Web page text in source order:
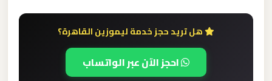
هل تريد حجز خدمة ليموزين القاهرة؟
احجز الآن عبر الواتساب
مطار